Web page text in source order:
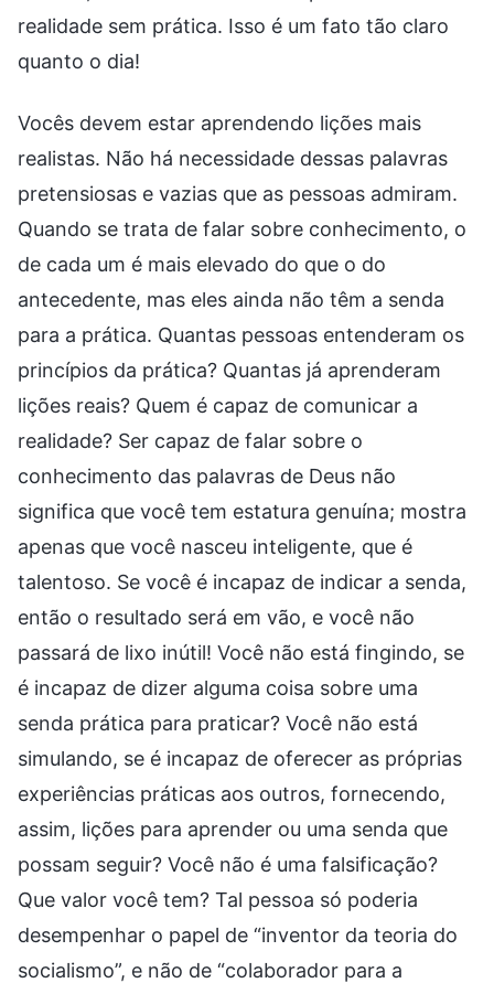
realidade sem prática. Isso é um fato tão claro
quanto o dia!
Vocês devem estar aprendendo lições mais
realistas. Não há necessidade dessas palavras
pretensiosas e vazias que as pessoas admiram.
Quando se trata de falar sobre conhecimento, o
de cada um é mais elevado do que o do
antecedente, mas eles ainda não têm a senda
para a prática. Quantas pessoas entenderam os
princípios da prática? Quantas já aprenderam
lições reais? Quem é capaz de comunicar a
realidade? Ser capaz de falar sobre o
conhecimento das palavras de Deus não
significa que você tem estatura genuína; mostra
apenas que você nasceu inteligente, que é
talentoso. Se você é incapaz de indicar a senda,
então o resultado será em vão, e você não
passará de lixo inútil! Você não está fingindo, se
é incapaz de dizer alguma coisa sobre uma
senda prática para praticar? Você não está
simulando, se é incapaz de oferecer as próprias
experiências práticas aos outros, fornecendo,
assim, lições para aprender ou uma senda que
possam seguir? Você não é uma falsificação?
Que valor você tem? Tal pessoa só poderia
desempenhar o papel de “inventor da teoria do
socialismo”, e não de “colaborador para a